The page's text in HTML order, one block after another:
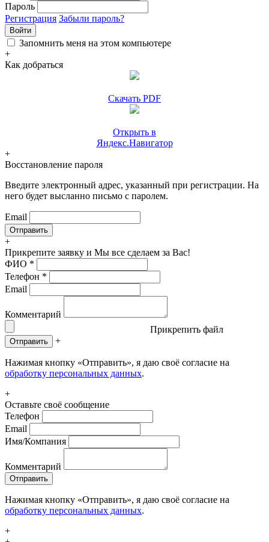
Пароль
Регистрация Забыли пароль?
Войти
Запомнить меня на этом компьютере
+
Как добраться
Скачать PDF
Открыть в
Яндекс.Навигатор
+
Восстановление пароля
Введите электронный адрес, указанный при регистрации. На
него будет высланно письмо с паролем.
Email
+
Прикрепите заявку и Мы все сделаем за Вас!
ФИО *
Телефон *
Email
Комментарий
Прикрепить файл
Отправить +
Нажимая кнопку «Отправить», я даю своё согласие на
обработку персональных данных.
+
Оставьте своё сообщение
Телефон
Email
Имя/Компания
Комментарий
Отправить
Нажимая кнопку «Отправить», я даю своё согласие на
обработку персональных данных.
+